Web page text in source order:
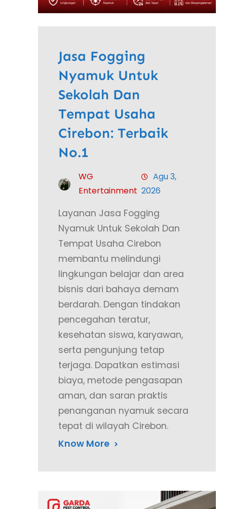
Jasa Fogging
Nyamuk Untuk
Sekolah Dan
Tempat Usaha
Cirebon: Terbaik
No.1
WG
Entertainment
Agu 3,
2026
Layanan Jasa Fogging
Nyamuk Untuk Sekolah Dan
Tempat Usaha Cirebon
membantu melindungi
lingkungan belajar dan area
bisnis dari bahaya demam
berdarah. Dengan tindakan
pencegahan teratur,
kesehatan siswa, karyawan,
serta pengunjung tetap
terjaga. Dapatkan estimasi
biaya, metode pengasapan
aman, dan saran praktis
penanganan nyamuk secara
tepat di wilayah Cirebon.
Know More